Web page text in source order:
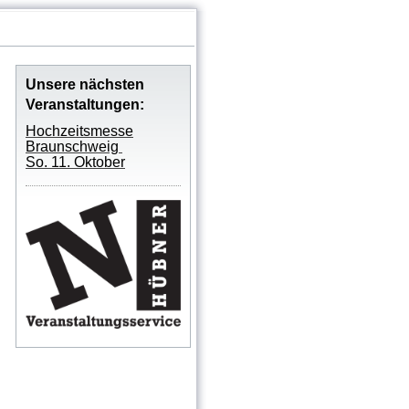
Unsere nächsten
Veranstaltungen:
Hochzeitsmesse
Braunschweig
So. 11. Oktober